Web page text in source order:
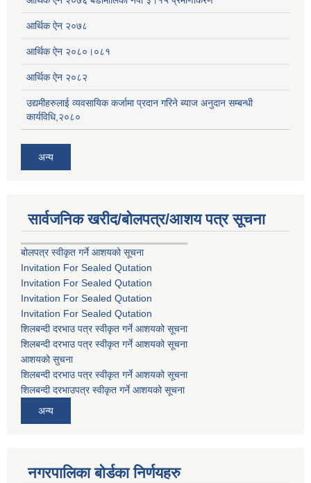
आर्थिक ऐन २०७८
आर्थिक ऐन २०८०।०८१
आर्थिक ऐन २०८२
उद्यमीहरुलाई व्यवसायिक कर्जामा प्रदान गरिने ब्याज अनुदान सम्बन्धी
कार्यविधि,२०८०
अन्य
सार्वजनिक खरीद/बोलपत्र/आशय पत्र सूचना
बोलपत्र स्वीकृत गर्ने आशयको सूचना
Invitation For Sealed Qutation
Invitation For Sealed Qutation
Invitation For Sealed Qutation
Invitation For Sealed Qutation
शिलबन्दी दरभाउ पत्र स्वीकृत गर्ने आशयको सूचना
शिलबन्दी दरभाउ पत्र स्वीकृत गर्ने आशयको सूचना
आशयको सुचना
शिलबन्दी दरभाउ पत्र स्वीकृत गर्ने आशयको सूचना
शिलबन्दी दरभाउपत्र स्वीकृत गर्ने आशयको सूचना
अन्य
नगरपालिका बोर्डका निर्णयहरु